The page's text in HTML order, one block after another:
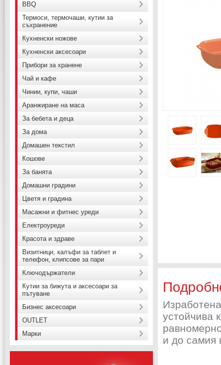
устойчива
и до самия
BBQ
Термоси, термочаши, кутии за
съхранение
Кухненски ножове
Кухненски аксесоари
Прибори за хранене
Чай и кафе
Чинии, купи, чаши
Аранжиране на маса
За бебета и деца
За дома
Домашен текстил
Кошове
За банята
Домашни градини
Цветя и градина
Масажни и фитнес уреди
Електроуреди
Красота и здраве
Визитници, калъфи за таблет и
телефон, клипсове за пари
Ключодържатели
Кутии за бижута и аксесоари за
пътуване
Бизнес аксесоари
OUTLET
Марки